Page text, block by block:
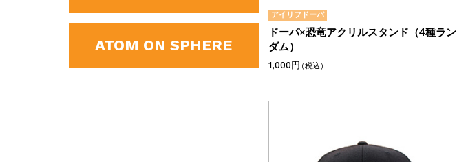
ATOM ON SPHERE
アイリフドーパ
ドーパ×恐竜アクリルスタンド（4種ラン
ダム）
1,000円（税込）